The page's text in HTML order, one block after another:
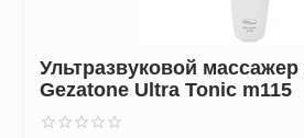
Ультразвуковой
Gezatone Ultra Tonic m115